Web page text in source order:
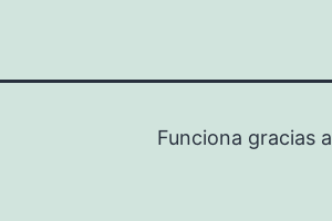
Funciona gracias a